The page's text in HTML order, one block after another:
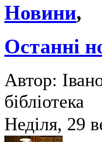
Новини,
Останні
Автор:
бібліотека
Неділя, 29